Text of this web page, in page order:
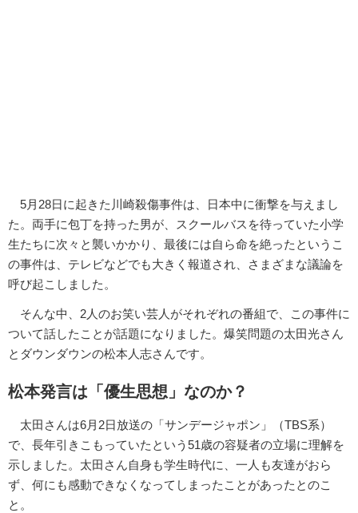
5月28日に起きた川崎殺傷事件は、日本中に衝撃を与えまし
た。両手に包丁を持った男が、スクールバスを待っていた小学
生たちに次々と襲いかかり、最後には自ら命を絶ったというこ
の事件は、テレビなどでも大きく報道され、さまざまな議論を
呼び起こしました。
そんな中、2人のお笑い芸人がそれぞれの番組で、この事件に
ついて話したことが話題になりました。爆笑問題の太田光さん
とダウンダウンの松本人志さんです。
松本発言は「優生思想」なのか？
太田さんは6月2日放送の「サンデージャポン」（TBS系）
で、長年引きこもっていたという51歳の容疑者の立場に理解を
示しました。太田さん自身も学生時代に、一人も友達がおら
ず、何にも感動できなくなってしまったことがあったとのこ
と。